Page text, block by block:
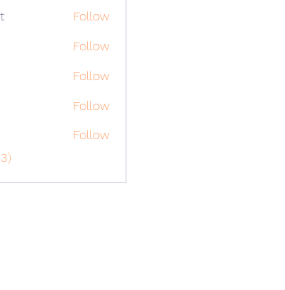
Follow
Follow
Follow
Follow
Follow